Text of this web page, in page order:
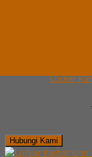
Locker
Hubungi Kami